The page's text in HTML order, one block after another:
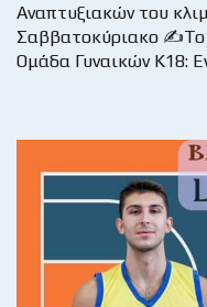
Αναπτυξιακών του
Σαββατοκύριακο ✍Το
Ομάδα Γυναικών Κ18: